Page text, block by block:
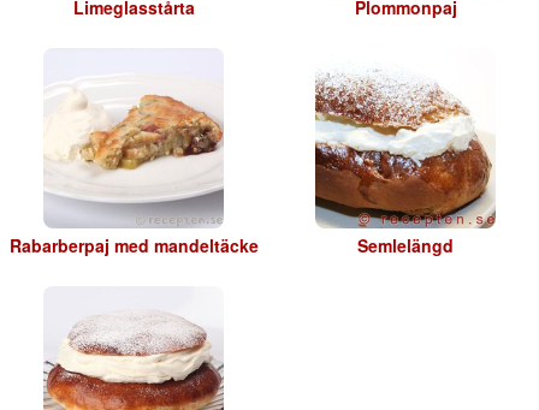
Limeglasstårta Plommonpaj
Rabarberpaj med mandeltäcke Semlelängd